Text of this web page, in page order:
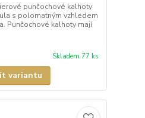
punčochové kalhoty
s polomatným vzhledem
Punčochové kalhoty mají
Skladem 77 ks
variantu